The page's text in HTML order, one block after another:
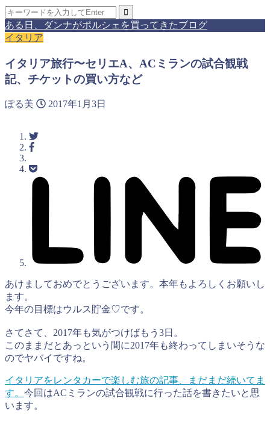
ある日、ダンナがポルシェを買ってきたブログ
イタリア
イタリア旅行〜セリエA、ACミランの試合観戦
記、チケットの買い方など
ぽる美 2017年1月3日
あけましておめでとうございます。本年もよろしくお願いし
ます。
今年の目標はウルス貯金♡です。
さてさて、2017年も気がつけばもう3日。
このままだとあっという間に2017年も終わってしまいそうな
のでヤバイですね。
イタリアをレンタカーで楽しむ旅の記事、まだまだ続いてま
す。 今回はACミランの試合観戦に行った話を書きたいと思
います。